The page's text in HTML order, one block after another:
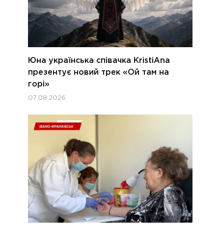
Юна українська співачка KristiAna
презентує новий трек «Ой там на
горі»
07.08.2026